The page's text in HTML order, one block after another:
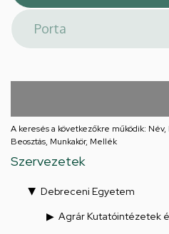
A keresés a következőkre működik:
Beosztás, Munkakör, Mellék
Szervezetek
Debreceni Egyetem
Agrár Kutatóintézetek